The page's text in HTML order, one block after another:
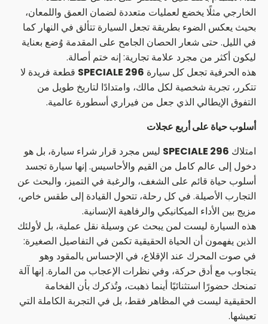
الخارجي مثلًا يخضع لعمليات متعددة لضمان العمق واللمعان،
بحيث يعكس الضوء بطريقة تجعل السيارة تتألق في النهار كما
في الليل. حتى شعار الحصان الجامح على المقدمة وُضع بعناية
ليكون أكثر من مجرد علامة تجارية: إنه ختم أصالة.
هذه الحرفية تجعل كل سيارة 296 SPECIALE
قطعة فريدة لا
تتكرر، تجربة شخصية لكل مالك، وامتدادًا لتاريخ طويل من
التفوق الإيطالي الذي جعل من فيراري أسطورة عالمية.
أسلوب حياة على أربع عجلات
امتلاك 296 SPECIALE
ليس مجرد قرار شراء سيارة، بل هو
دخول إلى عالم كامل من القيم والأحاسيس. إنها سيارة تجسد
أسلوب حياة قائم على الشغف، والرغبة في التميز، والبحث عن
التجارب الأصيلة. في كل رحلة، تتحول القيادة إلى طقس خاص،
مزيج بين الأداء الميكانيكي والرفاهية الإنسانية.
هذه السيارة ليست لمن يبحث عن وسيلة نقل عملية، بل لأولئك
الذين يفهمون أن الحياة الحقيقية تكمن في التفاصيل الصغيرة:
في صوت المحرك عند الإقلاع، في الإحساس بالمقود وهو
يتجاوب مع أدق حركة، وفي نظرات الإعجاب من المارة. إنها آلة
تمنحك حضورًا استثنائيًا أينما ذهبت، وتُذكرك بأن الفخامة
الحقيقية ليست في المظاهر فقط، بل في التجربة الكاملة التي
تعيشها.